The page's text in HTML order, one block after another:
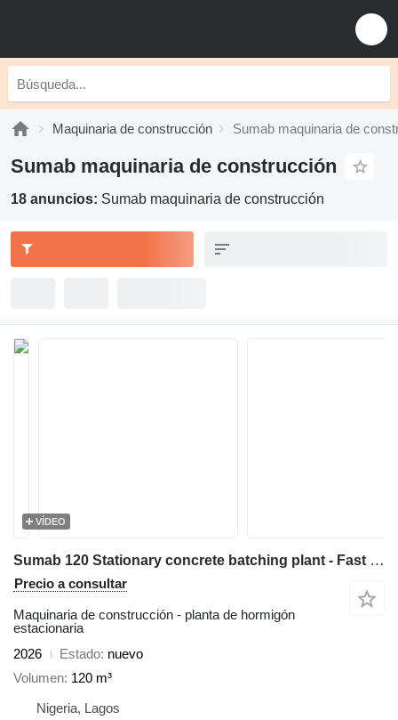
Maquinaria de construcción Sumab maquinaria de
Sumab maquinaria de construcción
18 anuncios: Sumab maquinaria de construcción
VÍDEO
Sumab 120 Stationary concrete batching plant - Fast delivery time
Precio a consultar
Maquinaria de construcción - planta de hormigón
estacionaria
2026
Estado nuevo
Volumen 120 m³
Nigeria, Lagos